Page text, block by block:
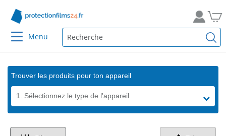
Menu
Trouver les produits pour ton appareil
1. Sélectionnez le type de l'appareil